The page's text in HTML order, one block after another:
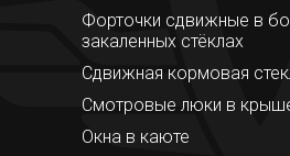
Форточки сдвижные в
закаленных стёклах
Сдвижная кормовая
Смотровые люки в
Окна в каюте